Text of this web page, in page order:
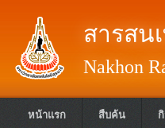
สารสน
Nakhon
หน้าแรก สืบค้น